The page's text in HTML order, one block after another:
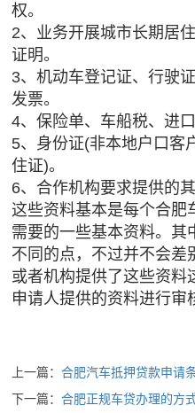
权。
2、业务开展城市长期居
证明。
3、机动车登记证、行驶
发票。
4、保险单、车船税、进
5、身份证(非本地户口客
住证)。
6、合作机构要求提供的
这些资料基本是每个合肥
需要的一些基本资料。其
不同的点，不过并不会差
或者机构提供了这些资料
申请人提供的资料进行审
上一篇：合肥汽车抵押贷款申请
下一篇：合肥正规车贷办理的方